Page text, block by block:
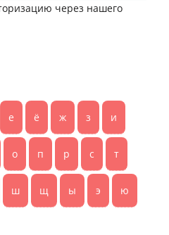
через нашего
е ё ж з и
о п р с т
ш щ ы э ю